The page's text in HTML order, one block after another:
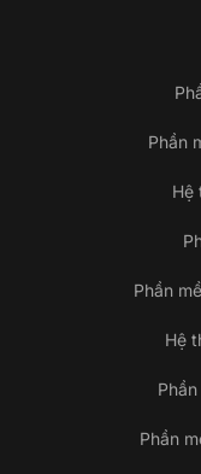
Phần
Hệ
Phần
Hệ
Phần